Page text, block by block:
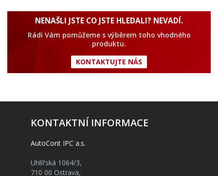
NENAŠLI JSTE CO JSTE HLEDALI? NEVADÍ.
Rádi Vám pomůžeme s výběrem toho vhodného
produktu.
KONTAKTUJTE NÁS
KONTAKTNÍ INFORMACE
AutoCont IPC a.s.
Uhlířská 1064/3,
710 00 Ostrava,